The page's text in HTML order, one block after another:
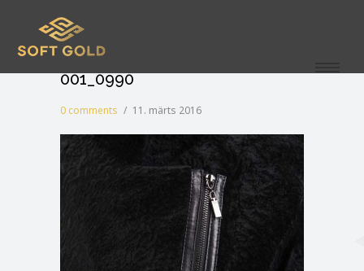
001_0990
0 comments / 11. märts 2016